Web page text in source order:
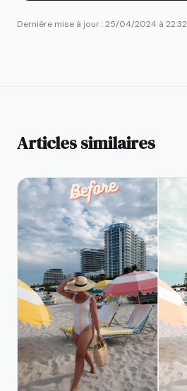
Dernière mise à jour : 25/04/2024 à 22:32
Articles similaires